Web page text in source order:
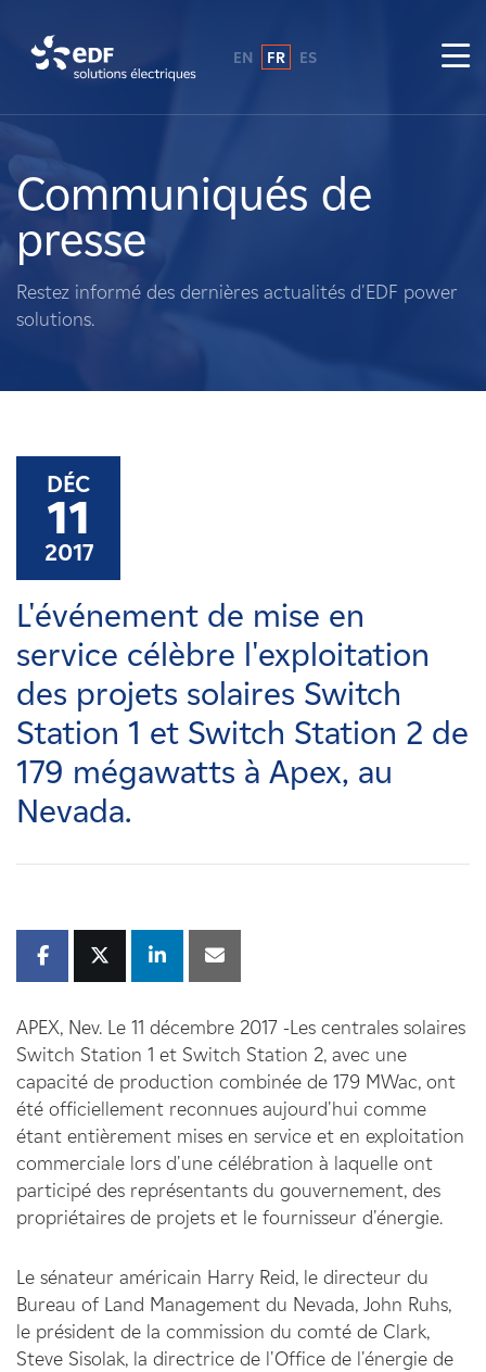
A propos de nous
Ce que nous faisons
Propriétaires fonciers
Carrières
Nouvelles
Contactez-nous
Affiliés
EN FR ES
Communiqués de
presse
Restez informé des dernières actualités d'EDF power
solutions.
DÉC
11
2017
L'événement de mise en
service célèbre l'exploitation
des projets solaires Switch
Station 1 et Switch Station 2 de
179 mégawatts à Apex, au
Nevada.
APEX, Nev. Le 11 décembre 2017 -Les centrales solaires
Switch Station 1 et Switch Station 2, avec une
capacité de production combinée de 179 MWac, ont
été officiellement reconnues aujourd'hui comme
étant entièrement mises en service et en exploitation
commerciale lors d'une célébration à laquelle ont
participé des représentants du gouvernement, des
propriétaires de projets et le fournisseur d'énergie.
Le sénateur américain Harry Reid, le directeur du
Bureau of Land Management du Nevada, John Ruhs,
le président de la commission du comté de Clark,
Steve Sisolak, la directrice de l'Office de l'énergie de